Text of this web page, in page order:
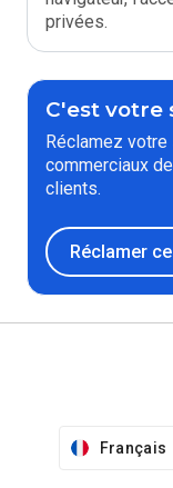
privées.
C'est votre
Réclamez
commerciaux
clients.
Réclamer
Français